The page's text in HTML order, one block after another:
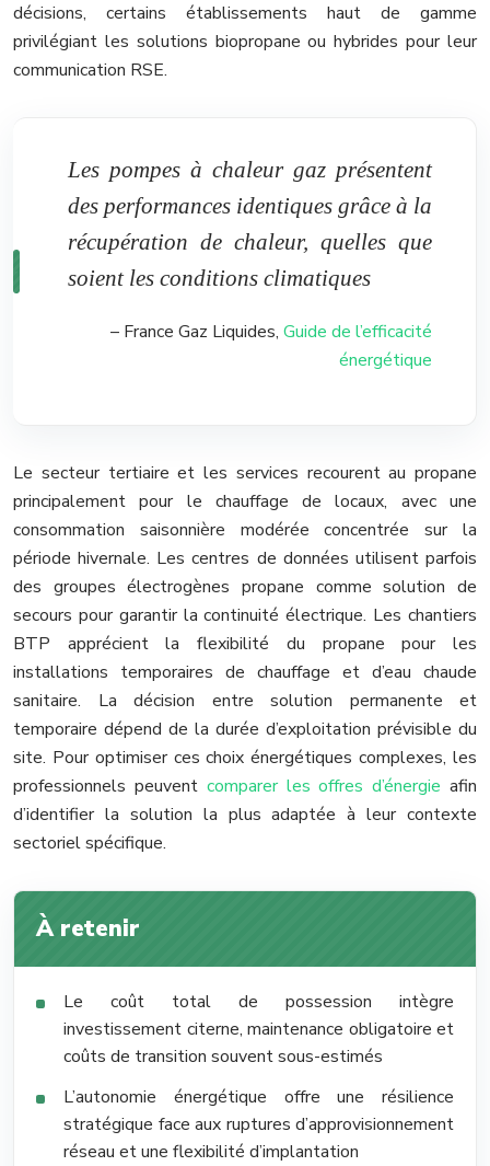
décisions, certains établissements haut de gamme
privilégiant les solutions biopropane ou hybrides pour leur
communication RSE.
Les pompes à chaleur gaz présentent
des performances identiques grâce à la
récupération de chaleur, quelles que
soient les conditions climatiques
– France Gaz Liquides, Guide de l’efficacité
énergétique
Le secteur tertiaire et les services recourent au propane
principalement pour le chauffage de locaux, avec une
consommation saisonnière modérée concentrée sur la
période hivernale. Les centres de données utilisent parfois
des groupes électrogènes propane comme solution de
secours pour garantir la continuité électrique. Les chantiers
BTP apprécient la flexibilité du propane pour les
installations temporaires de chauffage et d’eau chaude
sanitaire. La décision entre solution permanente et
temporaire dépend de la durée d’exploitation prévisible du
site. Pour optimiser ces choix énergétiques complexes, les
professionnels peuvent comparer les offres d’énergie afin
d’identifier la solution la plus adaptée à leur contexte
sectoriel spécifique.
À retenir
Le coût total de possession intègre
investissement citerne, maintenance obligatoire et
coûts de transition souvent sous-estimés
L’autonomie énergétique offre une résilience
stratégique face aux ruptures d’approvisionnement
réseau et une flexibilité d’implantation